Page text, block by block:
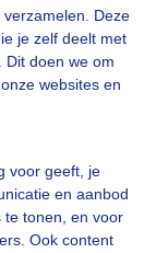
Deze
je zelf deelt met
Dit doen we om
websites en
voor geeft, je
en aanbod
te tonen, en voor
Ook content